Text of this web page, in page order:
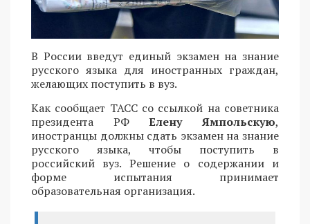
В России введут единый экзамен на знание
русского языка для иностранных граждан,
желающих поступить в вуз.
Как сообщает ТАСС со ссылкой на советника
президента РФЕлену Ямпольскую,
иностранцы должны сдать экзамен на знание
русского языка, чтобы поступить в
российский вуз. Решение о содержании и
форме испытания принимает
образовательная организация.